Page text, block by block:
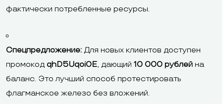
фактически потребленные ресурсы.
Спецпредложение: Для новых клиентов доступен
промокод qhD5Uqoi0E, дающий 10 000 рублей на
баланс. Это лучший способ протестировать
флагманское железо без вложений.